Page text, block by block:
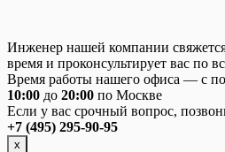
Инженер нашей компании
время и проконсультирует вас по
Время работы нашего офиса — с
10:00 до 20:00 по Москве
Если у вас срочный вопрос,
+7 (495) 295-90-95
х